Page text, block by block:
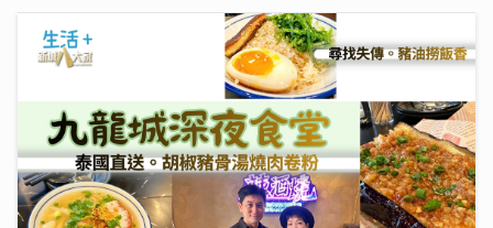
【#豐味旅程】｜九龍城深夜食堂 泰國直送胡椒豬骨湯燒
肉卷粉 尋找失傳豬油撈飯香